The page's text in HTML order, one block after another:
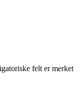
felt er merket